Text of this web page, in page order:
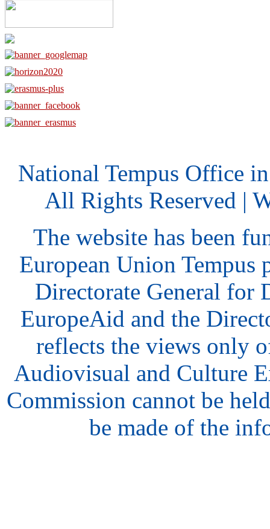
National Tempus Office
All Rights Reserved |
The website has been
European Union Tempus
Directorate General for
EuropeAid and the
reflects the views only
Audiovisual and Culture
Commission cannot be
be made of the